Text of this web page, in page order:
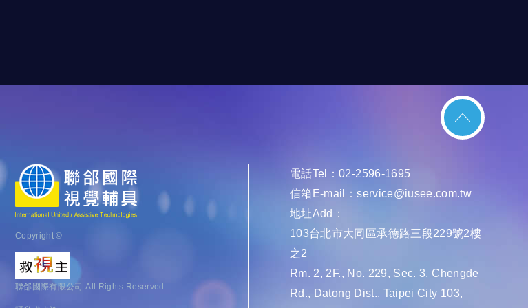
Copyright ©
聯郃國際有限公司 All Rights Reserved.
電話Tel：02-2596-1695
信箱E-mail：service@iusee.com.tw
地址Add：
103台北市大同區承德路三段229號2樓
之2
Rm. 2, 2F., No. 229, Sec. 3, Chengde
Rd., Datong Dist., Taipei City 103,